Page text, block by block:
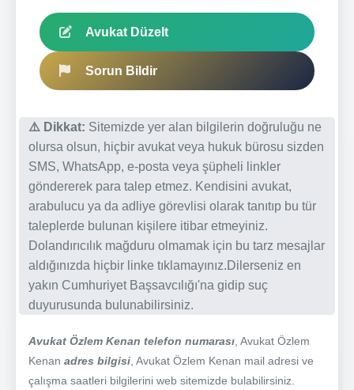
Avukat Düzelt
Sorun Bildir
⚠️ Dikkat: Sitemizde yer alan bilgilerin doğruluğu ne
olursa olsun, hiçbir avukat veya hukuk bürosu sizden
SMS, WhatsApp, e-posta veya şüpheli linkler
göndererek para talep etmez. Kendisini avukat,
arabulucu ya da adliye görevlisi olarak tanıtıp bu tür
taleplerde bulunan kişilere itibar etmeyiniz.
Dolandırıcılık mağduru olmamak için bu tarz mesajlar
aldığınızda hiçbir linke tıklamayınız.Dilerseniz en
yakın Cumhuriyet Başsavcılığı'na gidip suç
duyurusunda bulunabilirsiniz.
Avukat Özlem Kenan telefon numarası , Avukat Özlem
Kenan adres bilgisi , Avukat Özlem Kenan mail adresi ve
çalışma saatleri bilgilerini web sitemizde bulabilirsiniz.